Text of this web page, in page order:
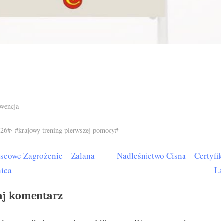
, #krajowy trening pierwszej pomocy#
Zagrożenie – Zalana
N
Nadleśnictwo Cisna –
komentarz